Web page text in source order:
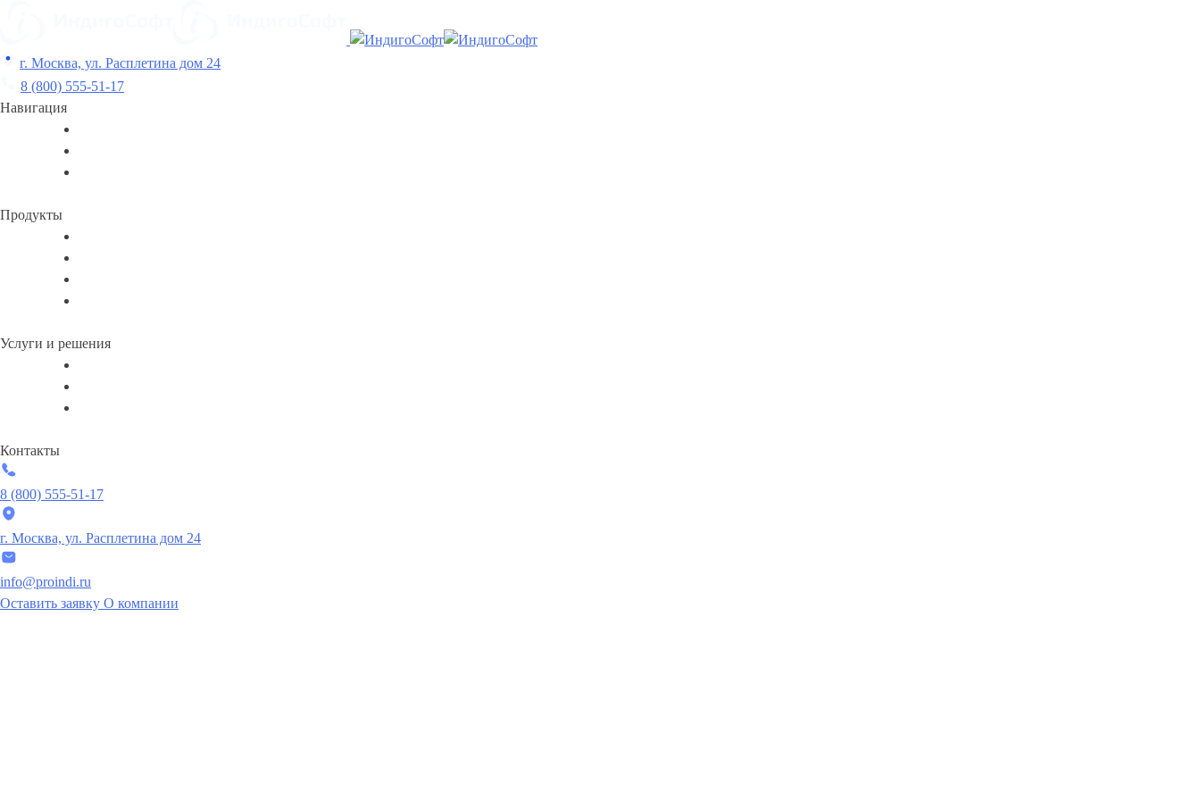
г. Москва, ул. Расплетина дом 24
8 (800) 555-51-17
Навигация
Продукты
Услуги и решения
Контакты
8 (800) 555-51-17
г. Москва, ул. Расплетина дом 24
info@proindi.ru
Оставить заявку О компании